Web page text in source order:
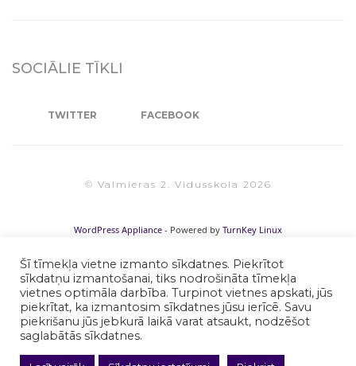
SOCIĀLIE TĪKLI
TWITTER FACEBOOK
© Valmieras 2. Vidusskola 2026
Šī tīmekļa vietne izmanto sīkdatnes. Piekrītot
sīkdatņu izmantošanai, tiks nodrošināta tīmekļa
vietnes optimāla darbība. Turpinot vietnes apskati, jūs
piekrītat, ka izmantosim sīkdatnes jūsu ierīcē. Savu
piekrišanu jūs jebkurā laikā varat atsaukt, nodzēšot
saglabātās sīkdatnes.
WordPress Appliance - Powered by TurnKey Linux